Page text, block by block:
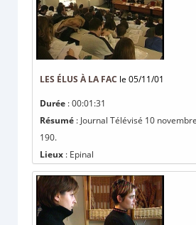
LES ÉLUS À LA FAC le 05/11/01
Durée : 00:01:31
Résumé : Journal Télévisé 10
190.
Lieux : Epinal